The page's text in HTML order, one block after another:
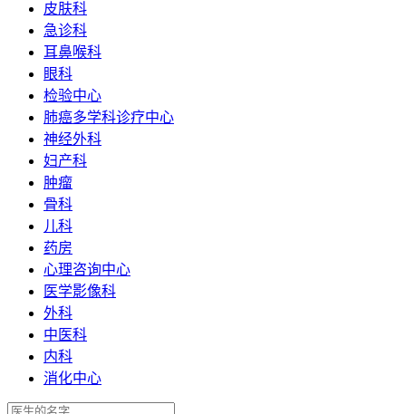
皮肤科
急诊科
耳鼻喉科
眼科
检验中心
肺癌多学科诊疗中心
神经外科
妇产科
肿瘤
骨科
儿科
药房
心理咨询中心
医学影像科
外科
中医科
内科
消化中心